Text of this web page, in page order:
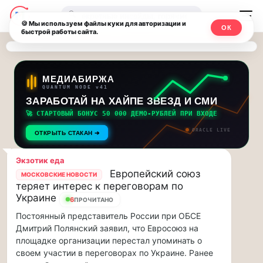
Последние
новости
и
обновления
потока:
Друзья,
приглашаем
на
музыкальную
прогулку
по
Москве
Чайковского!…
Друзья,
приглашаем
на
музыкальную
Москвичи.net
—
Главный
столичный
чат-
мессенджер,
новости
и
инсайды
Москвы
🔍
МЕДИАБИРЖА
QUANTUM NODE v41
ЗАРАБОТАЙ НА ХАЙПЕ ЗВЕЗД И СМИ
🚀 СТАРТОВЫЙ БОНУС 50 000 ДЕМО-РУБЛЕЙ ПРИ ВХОДЕ
ОТКРЫТЬ СТАКАН ➔ ORACLE LIVE
Экзотик еда
МОСКОВСКИЕ НОВОСТИ
Европейский союз
теряет интерес к переговорам по
Украине
6ПРОЧИТАНО
Постоянный представитель России при ОБСЕ
Дмитрий Полянский заявил, что Евросоюз на
площадке организации перестал упоминать о
своем участии в переговорах по Украине. Ранее
🍪 Мы используем файлы куки для авторизации и
быстрой работы сайта.
ОК